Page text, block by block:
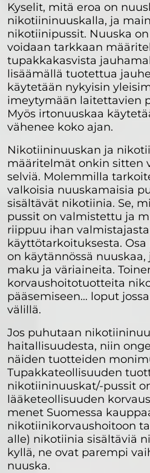
Kyselit, mitä eroa on
nikotiininuuskalla, ja
nikotiinipussit. Nuuska
voidaan tarkkaan
tupakkakasvista
lisäämällä tuotettua
käytetään nykyisin
imeytymään laitettavien
Myös irtonuuskaa
vähenee koko ajan.
Nikotiininuuskan ja
määritelmät onkin sitten
selviä. Molemmilla
valkoisia nuuskamaisia
sisältävät nikotiinia. Se,
pussit on valmistettu ja
riippuu ihan
käyttötarkoituksesta.
on käytännössä
maku ja väriaineita.
korvaushoitotuotteita
pääsemiseen… loput
välillä.
Jos puhutaan
haitallisuudesta, niin
näiden tuotteiden
Tupakkateollisuuden
nikotiininuuskat/-pussit
lääketeollisuuden
menet Suomessa
nikotiinikorvaushoitoon
alle) nikotiinia sisältäviä
kyllä, ne ovat parempi
nuuska.